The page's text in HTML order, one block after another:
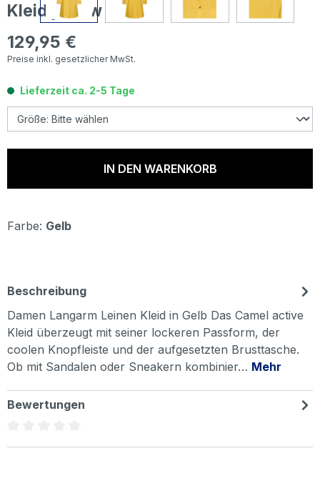
Kleid yellow
Regulärer Preis:
129,95 €
Preise inkl. gesetzlicher MwSt.
Lieferzeit ca. 2-5 Tage
IN DEN WARENKORB
Farbe: Gelb
Beschreibung
Damen Langarm Leinen Kleid in Gelb Das Camel active
Kleid überzeugt mit seiner lockeren Passform, der
coolen Knopfleiste und der aufgesetzten Brusttasche.
Ob mit Sandalen oder Sneakern kombinier… Mehr
Bewertungen